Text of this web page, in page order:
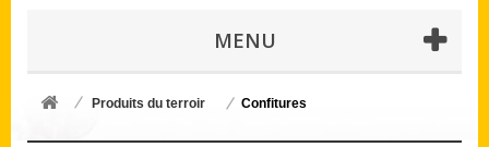
MENU
Produits du terroir Confitures